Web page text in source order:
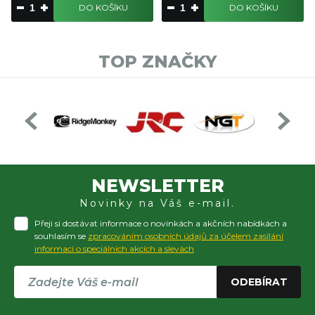
DO KOŠÍKU DO KOŠÍKU
TOP ZNAČKY
NEWSLETTER
Novinky na Váš e-mail.
Přeji si dostávat informace o novinkách a akčních nabídkách a
souhlasím se zpracováním osobních údajů za účelem zasílání
informací o speciálních akcích a slevách
ODEBÍRAT